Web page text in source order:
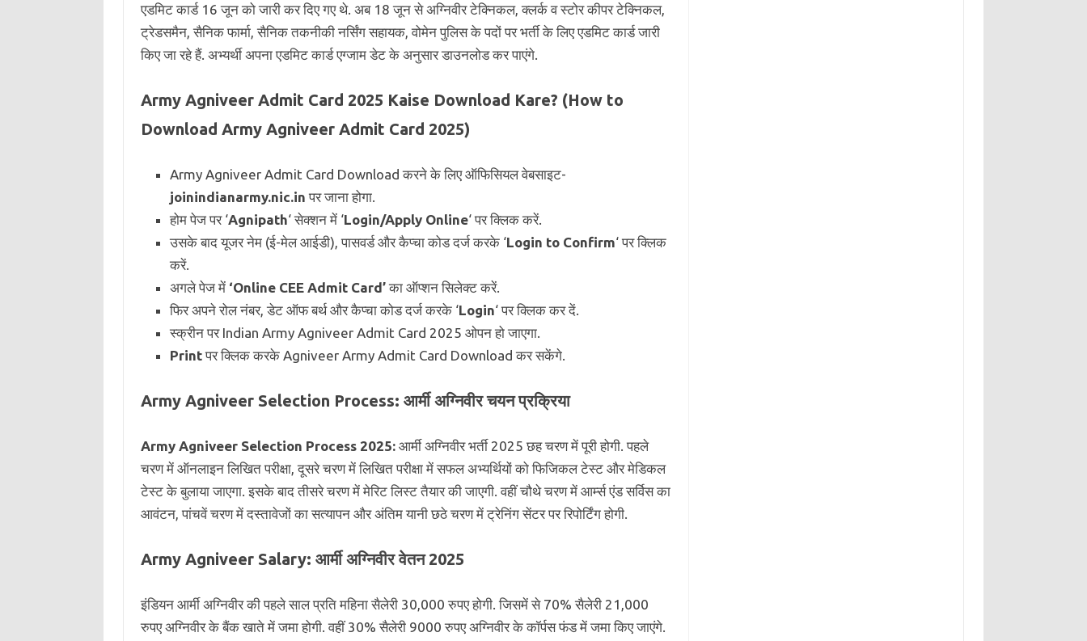
एडमिट कार्ड 16 जून को जारी कर दिए गए थे. अब 18 जून से अग्निवीर टेक्निकल, क्लर्क व स्टोर कीपर टेक्निकल,
ट्रेडसमैन, सैनिक फार्मा, सैनिक तकनीकी नर्सिंग सहायक, वोमेन पुलिस के पदों पर भर्ती के लिए एडमिट कार्ड जारी
किए जा रहे हैं. अभ्यर्थी अपना एडमिट कार्ड एग्जाम डेट के अनुसार डाउनलोड कर पाएंगे.
Army Agniveer Admit Card 2025 Kaise Download Kare? (How to
Download Army Agniveer Admit Card 2025)
Army Agniveer Admit Card Download करने के लिए ऑफिसियल वेबसाइट-
joinindianarmy.nic.in पर जाना होगा.
होम पेज पर ‘Agnipath‘ सेक्शन में ‘Login/Apply Online‘ पर क्लिक करें.
उसके बाद यूजर नेम (ई-मेल आईडी), पासवर्ड और कैप्चा कोड दर्ज करके ‘Login to Confirm‘ पर क्लिक
करें.
अगले पेज में ‘Online CEE Admit Card’का ऑप्शन सिलेक्ट करें.
फिर अपने रोल नंबर, डेट ऑफ बर्थ और कैप्चा कोड दर्ज करके ‘Login‘ पर क्लिक कर दें.
स्क्रीन पर Indian Army Agniveer Admit Card 2025 ओपन हो जाएगा.
Printपर क्लिक करके Agniveer Army Admit Card Download कर सकेंगे.
Army Agniveer Selection Process: आर्मी अग्निवीर चयन प्रक्रिया
Army Agniveer Selection Process 2025: आर्मी अग्निवीर भर्ती 2025 छह चरण में पूरी होगी. पहले
चरण में ऑनलाइन लिखित परीक्षा, दूसरे चरण में लिखित परीक्षा में सफल अभ्यर्थियों को फिजिकल टेस्ट और मेडिकल
टेस्ट के बुलाया जाएगा. इसके बाद तीसरे चरण में मेरिट लिस्ट तैयार की जाएगी. वहीं चौथे चरण में आर्म्स एंड सर्विस का
आवंटन, पांचवें चरण में दस्तावेजों का सत्यापन और अंतिम यानी छठे चरण में ट्रेनिंग सेंटर पर रिपोर्टिंग होगी.
Army Agniveer Salary: आर्मी अग्निवीर वेतन 2025
इंडियन आर्मी अग्निवीर की पहले साल प्रति महिना सैलेरी 30,000 रुपए होगी. जिसमें से 70% सैलेरी 21,000
रुपए अग्निवीर के बैंक खाते में जमा होगी. वहीं 30% सैलेरी 9000 रुपए अग्निवीर के कॉर्पस फंड में जमा किए जाएंगे.